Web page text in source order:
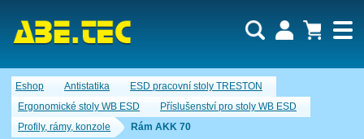
Eshop Antistatika
ESD pracovní stoly TRESTON
Ergonomické stoly WB ESD
Příslušenství pro stoly WB ESD
Profily, rámy, konzole
Rám AKK 70
Nákupní košík je momentálně prázdný.
Obsah košíku
Cena celkem:0,00 CZK
Uživatel:
Heslo:
Zapomenuté heslo